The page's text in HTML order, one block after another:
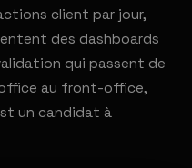
client par jour,
des dashboards
qui passent de
au front-office,
un candidat à